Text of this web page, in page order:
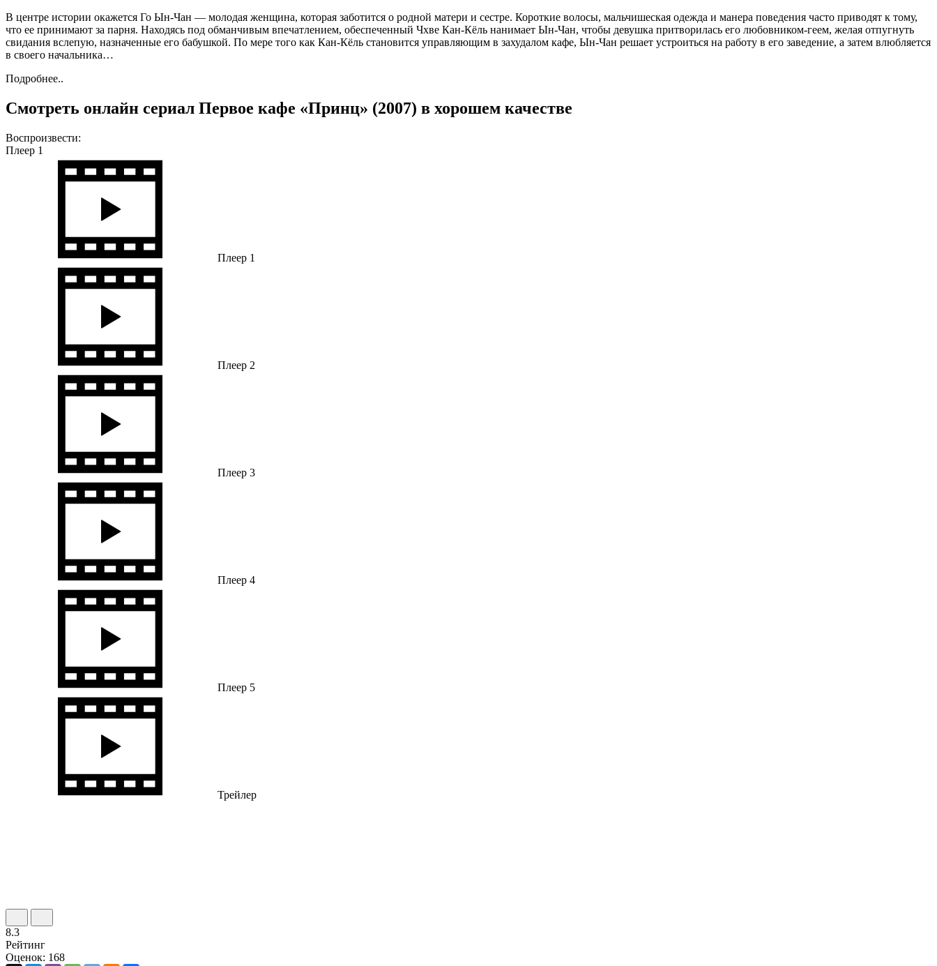
В центре истории окажется Го Ын-Чан — молодая женщина, которая заботится о родной матери и сестре. Короткие волосы, мальчишеская одежда и манера поведения часто приводят к тому,
что ее принимают за парня. Находясь под обманчивым впечатлением, обеспеченный Чхве Кан-Кёль нанимает Ын-Чан, чтобы девушка притворилась его любовником-геем, желая отпугнуть
свидания вслепую, назначенные его бабушкой. По мере того как Кан-Кёль становится управляющим в захудалом кафе, Ын-Чан решает устроиться на работу в его заведение, а затем влюбляется
в своего начальника…
Подробнее..
Смотреть онлайн сериал Первое кафе «Принц» (2007) в хорошем качестве
Воспроизвести:
Плеер 1
Плеер 1
Плеер 2
Плеер 3
Плеер 4
Плеер 5
Трейлер
8.3
Рейтинг
Оценок: 168